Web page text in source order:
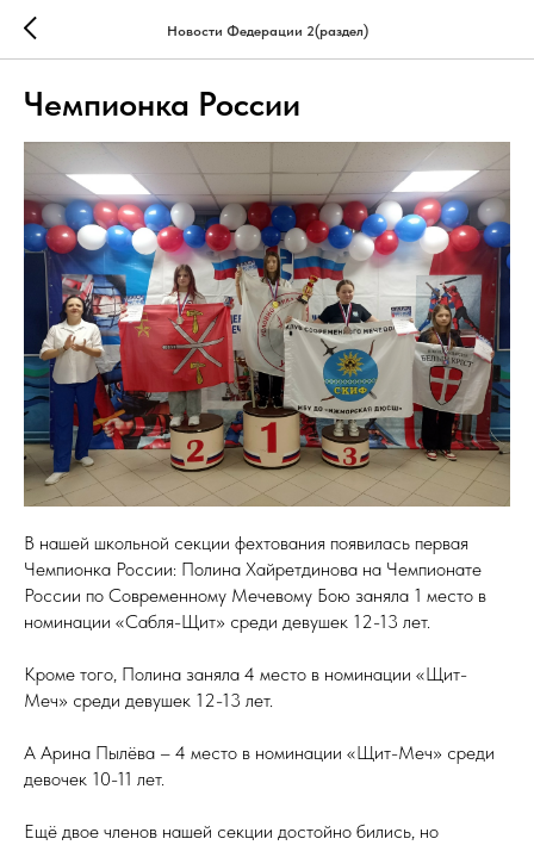
Новости Федерации 2(раздел)
Чемпионка России
В нашей школьной секции фехтования появилась первая
Чемпионка России: Полина Хайретдинова на Чемпионате
России по Современному Мечевому Бою заняла 1 место в
номинации «Сабля-Щит» среди девушек 12-13 лет.
Кроме того, Полина заняла 4 место в номинации «Щит-
Меч» среди девушек 12-13 лет.
А Арина Пылёва – 4 место в номинации «Щит-Меч» среди
девочек 10-11 лет.
Ещё двое членов нашей секции достойно бились, но